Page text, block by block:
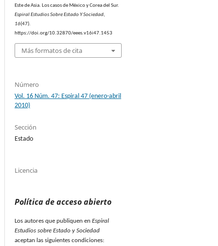
Este de Asia. Los casos de México y Corea del Sur.
Espiral Estudios Sobre Estado Y Sociedad,
16(47).
https://doi.org/10.32870/eees.v16i47.1453
Más formatos de cita
Número
Vol. 16 Núm. 47: Espiral 47 (enero-abril
2010)
Sección
Estado
Licencia
Política de acceso abierto
Los autores que publiquen en Espiral
Estudios sobre Estado y Sociedad
aceptan las siguientes condiciones: